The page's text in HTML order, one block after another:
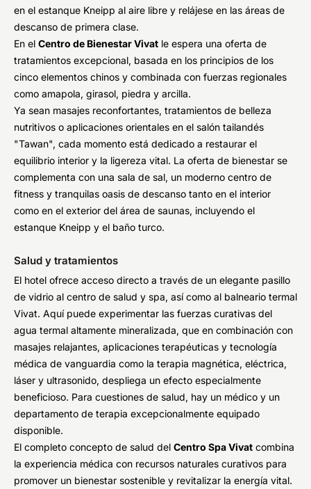
en el estanque Kneipp al aire libre y relájese en las áreas de
descanso de primera clase.
En el Centro de Bienestar Vivat le espera una oferta de
tratamientos excepcional, basada en los principios de los
cinco elementos chinos y combinada con fuerzas regionales
como amapola, girasol, piedra y arcilla.
Ya sean masajes reconfortantes, tratamientos de belleza
nutritivos o aplicaciones orientales en el salón tailandés
"Tawan", cada momento está dedicado a restaurar el
equilibrio interior y la ligereza vital. La oferta de bienestar se
complementa con una sala de sal, un moderno centro de
fitness y tranquilas oasis de descanso tanto en el interior
como en el exterior del área de saunas, incluyendo el
estanque Kneipp y el baño turco.
Salud y tratamientos
El hotel ofrece acceso directo a través de un elegante pasillo
de vidrio al centro de salud y spa, así como al balneario termal
Vivat. Aquí puede experimentar las fuerzas curativas del
agua termal altamente mineralizada, que en combinación con
masajes relajantes, aplicaciones terapéuticas y tecnología
médica de vanguardia como la terapia magnética, eléctrica,
láser y ultrasonido, despliega un efecto especialmente
beneficioso. Para cuestiones de salud, hay un médico y un
departamento de terapia excepcionalmente equipado
disponible.
El completo concepto de salud del Centro Spa Vivat combina
la experiencia médica con recursos naturales curativos para
promover un bienestar sostenible y revitalizar la energía vital.